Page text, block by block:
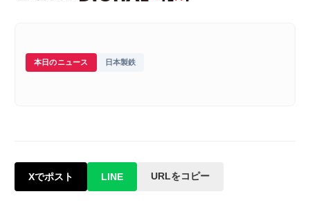
本日のニュース 日本製鉄
Xでポスト LINE URLをコピー